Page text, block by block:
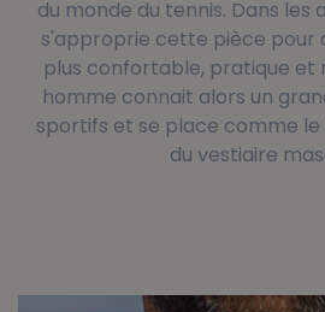
du monde du tennis. Dans les
s'approprie cette pièce pour
plus confortable, pratique et
homme connait alors un
sportifs et se place comme
du vestiaire